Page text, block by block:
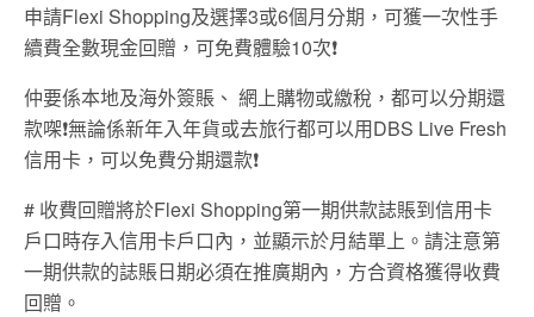
申請Flexi Shopping及選擇3或6個月分期，可獲一次性手
續費全數現金回贈，可免費體驗10次❗
仲要係本地及海外簽賬、 網上購物或繳稅，都可以分期還
款㗎❗無論係新年入年貨或去旅行都可以用DBS Live Fresh
信用卡，可以免費分期還款❗
# 收費回贈將於Flexi Shopping第一期供款誌賬到信用卡
戶口時存入信用卡戶口內，並顯示於月結單上。請注意第
一期供款的誌賬日期必須在推廣期內，方合資格獲得收費
回贈。